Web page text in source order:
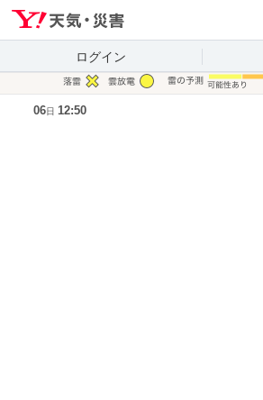
ログイン
06日 12:50